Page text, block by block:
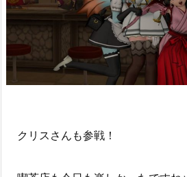
クリスさんも参戦！